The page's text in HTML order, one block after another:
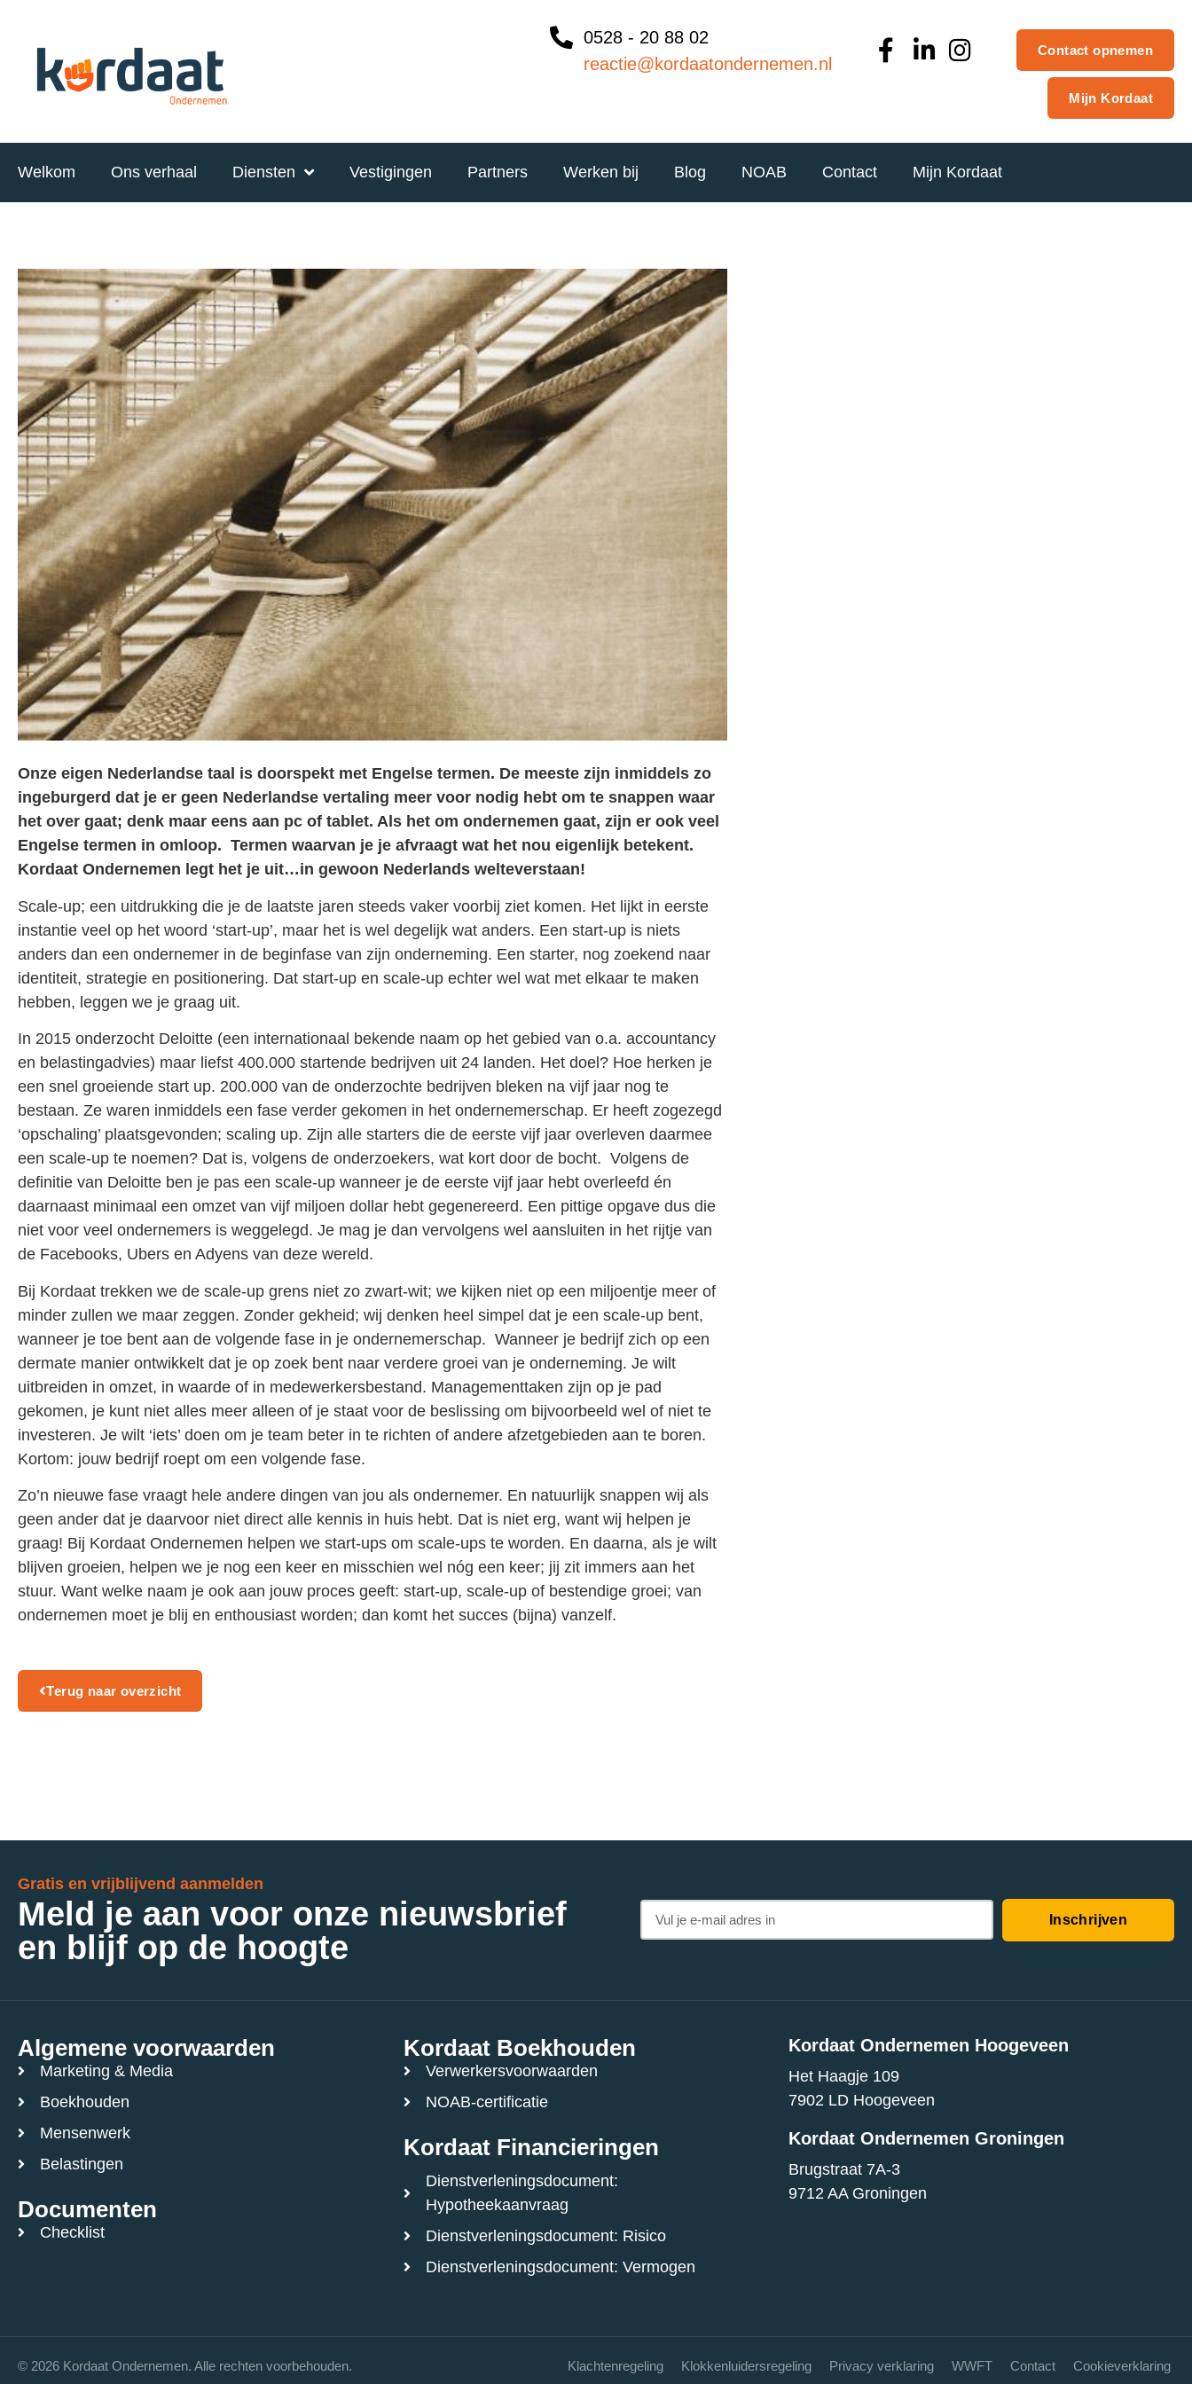
0528 - 20 88 02
reactie@kordaatondernemen.nl
Contact opnemen
Mijn Kordaat
Welkom Ons verhaal Diensten Vestigingen Partners Werken bij Blog NOAB Contact Mijn Kordaat
Onze eigen Nederlandse taal is doorspekt met Engelse termen. De meeste zijn inmiddels zo
ingeburgerd dat je er geen Nederlandse vertaling meer voor nodig hebt om te snappen waar
het over gaat; denk maar eens aan pc of tablet. Als het om ondernemen gaat, zijn er ook veel
Engelse termen in omloop. Termen waarvan je je afvraagt wat het nou eigenlijk betekent.
Kordaat Ondernemen legt het je uit…in gewoon Nederlands welteverstaan!
Scale-up; een uitdrukking die je de laatste jaren steeds vaker voorbij ziet komen. Het lijkt in eerste
instantie veel op het woord ‘start-up’, maar het is wel degelijk wat anders. Een start-up is niets
anders dan een ondernemer in de beginfase van zijn onderneming. Een starter, nog zoekend naar
identiteit, strategie en positionering. Dat start-up en scale-up echter wel wat met elkaar te maken
hebben, leggen we je graag uit.
In 2015 onderzocht Deloitte (een internationaal bekende naam op het gebied van o.a. accountancy
en belastingadvies) maar liefst 400.000 startende bedrijven uit 24 landen. Het doel? Hoe herken je
een snel groeiende start up. 200.000 van de onderzochte bedrijven bleken na vijf jaar nog te
bestaan. Ze waren inmiddels een fase verder gekomen in het ondernemerschap. Er heeft zogezegd
‘opschaling’ plaatsgevonden; scaling up. Zijn alle starters die de eerste vijf jaar overleven daarmee
een scale-up te noemen? Dat is, volgens de onderzoekers, wat kort door de bocht. Volgens de
definitie van Deloitte ben je pas een scale-up wanneer je de eerste vijf jaar hebt overleefd én
daarnaast minimaal een omzet van vijf miljoen dollar hebt gegenereerd. Een pittige opgave dus die
niet voor veel ondernemers is weggelegd. Je mag je dan vervolgens wel aansluiten in het rijtje van
de Facebooks, Ubers en Adyens van deze wereld.
Bij Kordaat trekken we de scale-up grens niet zo zwart-wit; we kijken niet op een miljoentje meer of
minder zullen we maar zeggen. Zonder gekheid; wij denken heel simpel dat je een scale-up bent,
wanneer je toe bent aan de volgende fase in je ondernemerschap. Wanneer je bedrijf zich op een
dermate manier ontwikkelt dat je op zoek bent naar verdere groei van je onderneming. Je wilt
uitbreiden in omzet, in waarde of in medewerkersbestand. Managementtaken zijn op je pad
gekomen, je kunt niet alles meer alleen of je staat voor de beslissing om bijvoorbeeld wel of niet te
investeren. Je wilt ‘iets’ doen om je team beter in te richten of andere afzetgebieden aan te boren.
Kortom: jouw bedrijf roept om een volgende fase.
Zo’n nieuwe fase vraagt hele andere dingen van jou als ondernemer. En natuurlijk snappen wij als
geen ander dat je daarvoor niet direct alle kennis in huis hebt. Dat is niet erg, want wij helpen je
graag! Bij Kordaat Ondernemen helpen we start-ups om scale-ups te worden. En daarna, als je wilt
blijven groeien, helpen we je nog een keer en misschien wel nóg een keer; jij zit immers aan het
stuur. Want welke naam je ook aan jouw proces geeft: start-up, scale-up of bestendige groei; van
ondernemen moet je blij en enthousiast worden; dan komt het succes (bijna) vanzelf.
Terug naar overzicht
Gratis en vrijblijvend aanmelden
Meld je aan voor onze nieuwsbrief
en blijf op de hoogte
Inschrijven
Algemene voorwaarden
Marketing & Media
Boekhouden
Mensenwerk
Belastingen
Documenten
Checklist
Kordaat Boekhouden
Verwerkersvoorwaarden
NOAB-certificatie
Kordaat Financieringen
Dienstverleningsdocument:
Hypotheekaanvraag
Dienstverleningsdocument: Risico
Dienstverleningsdocument: Vermogen
Kordaat Ondernemen Hoogeveen
Het Haagje 109
7902 LD Hoogeveen
Kordaat Ondernemen Groningen
Brugstraat 7A-3
9712 AA Groningen
© 2026 Kordaat Ondernemen. Alle rechten voorbehouden. Klachtenregeling Klokkenluidersregeling Privacy verklaring WWFT Contact Cookieverklaring